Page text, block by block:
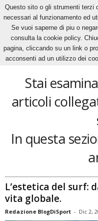
Home Tags Evoluzione del surf
evoluzione del
Stai
articoli
In questa
L’estetica del surf:
vita globale.
Redazione BlogDiSport - Dic 2,
Questo sito o gli strumenti terzi
necessari al funzionamento ed
Se vuoi saperne di piu o
consulta la cookie policy.
pagina, cliccando su un link o
acconsenti ad un utilizzo dei